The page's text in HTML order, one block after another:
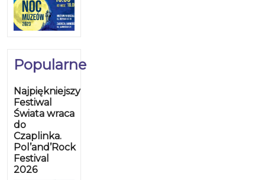
Popularne
Najpiękniejszy
Festiwal
Świata wraca
do
Czaplinka.
Pol’and’Rock
Festival
2026